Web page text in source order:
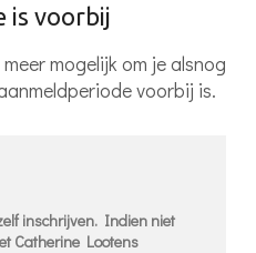
is voorbij
mogelijk om je alsnog
voorbij is.
inschrijven. Indien niet
Catherine Lootens